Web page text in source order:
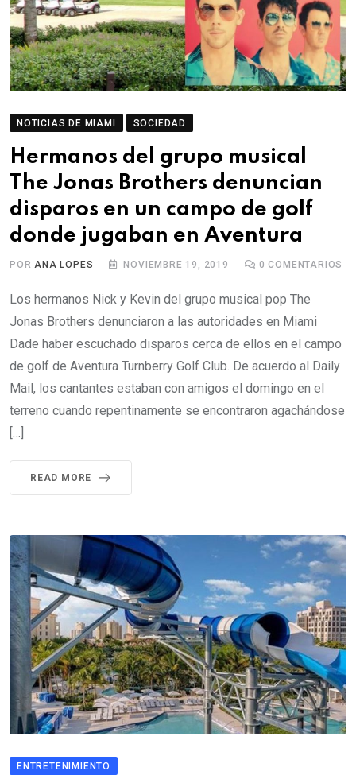
NOTICIAS DE MIAMI SOCIEDAD
Hermanos del grupo musical
The Jonas Brothers denuncian
disparos en un campo de golf
donde jugaban en Aventura
PORANA LOPES NOVIEMBRE 19, 2019 0 COMENTARIOS
Los hermanos Nick y Kevin del grupo musical pop The
Jonas Brothers denunciaron a las autoridades en Miami
Dade haber escuchado disparos cerca de ellos en el campo
de golf de Aventura Turnberry Golf Club. De acuerdo al Daily
Mail, los cantantes estaban con amigos el domingo en el
terreno cuando repentinamente se encontraron agachándose
[…]
READ MORE
ENTRETENIMIENTO